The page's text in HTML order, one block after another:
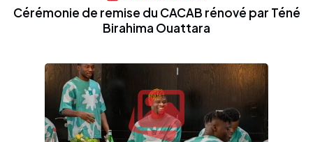
Cérémonie de remise du CACAB rénové par Téné
Birahima Ouattara